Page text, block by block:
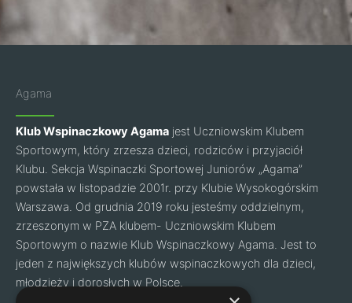
Agama
Klub Wspinaczkowy Agama jest Uczniowskim Klubem
Sportowym, który zrzesza dzieci, rodziców i przyjaciół
Klubu. Sekcja Wspinaczki Sportowej Juniorów „Agama”
powstała w listopadzie 2001r. przy Klubie Wysokogórskim
Warszawa. Od grudnia 2019 roku jesteśmy oddzielnym,
zrzeszonym w PZA klubem- Uczniowskim Klubem
Sportowym o nazwie Klub Wspinaczkowy Agama. Jest to
jeden z największych klubów wspinaczkowych dla dzieci,
młodzieży i dorosłych w Polsce.